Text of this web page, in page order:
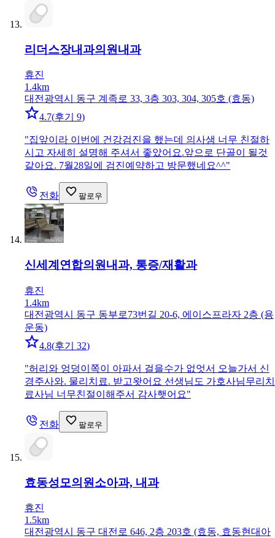
리더스장내과의원 내과
휴진
1.4km
대전광역시 동구 계족로 33, 3층 303, 304, 305호 (효동)
4.7(후기 9)
"집앞이라 이번에 건강검진을 했는데 의사샘 너무 친절하
시고 자세히 설명해 주셔서 좋았어요.앞으로 단골이 될것
같아요. 7월28일에 검진예약하고 방문했네요^^"
전화 팔로우
신세계연합의원 내과, 통증/재활과
휴진
1.4km
대전광역시 동구 동부로73번길 20-6, 에이스프라자 2층 (용
운동)
4.8(후기 32)
"허리와 엉덩이쪽이 아파서 걸을수가 없엇서 오늘가서 신
경주사와. 물리치료. 받고왓어요 선생님도 가호사님무리치
료사님 너무친절이해주서 감사햇어요"
전화 팔로우
효동성모의원 소아과, 내과
휴진
1.5km
대전광역시 동구 대전로 646, 2층 203호 (효동, 효동현대아